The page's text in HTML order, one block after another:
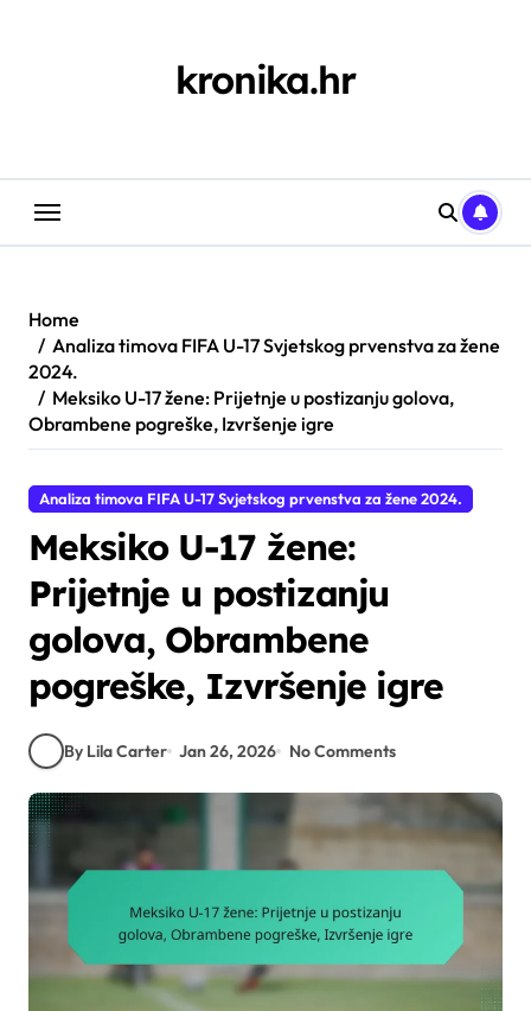
kronika.hr
Home
Analiza timova FIFA U-17 Svjetskog prvenstva za žene
2024.
Meksiko U-17 žene: Prijetnje u postizanju golova,
Obrambene pogreške, Izvršenje igre
Analiza timova FIFA U-17 Svjetskog prvenstva za žene 2024.
Meksiko U-17 žene:
Prijetnje u postizanju
golova, Obrambene
pogreške, Izvršenje igre
By Lila Carter Jan 26, 2026 No Comments